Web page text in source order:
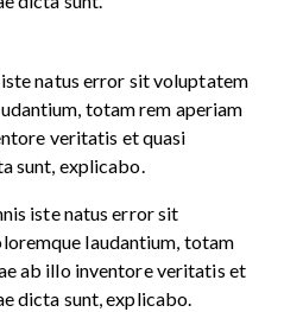
natus error sit voluptatem
totam rem aperiam
veritatis et quasi
sunt, explicabo.
iste natus error sit
laudantium, totam
ab illo inventore veritatis et
dicta sunt, explicabo.